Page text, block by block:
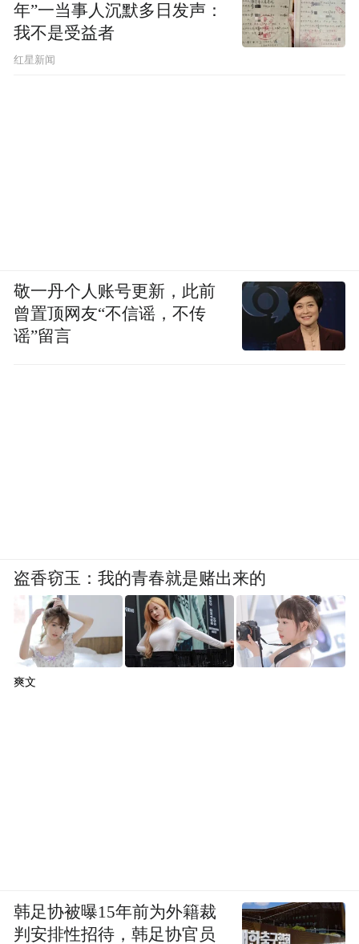
年”一当事人沉默多日发声：
我不是受益者
红星新闻
敬一丹个人账号更新，此前
曾置顶网友“不信谣，不传
谣”留言
盗香窃玉：我的青春就是赌出来的
爽文
韩足协被曝15年前为外籍裁
判安排性招待，韩足协官员